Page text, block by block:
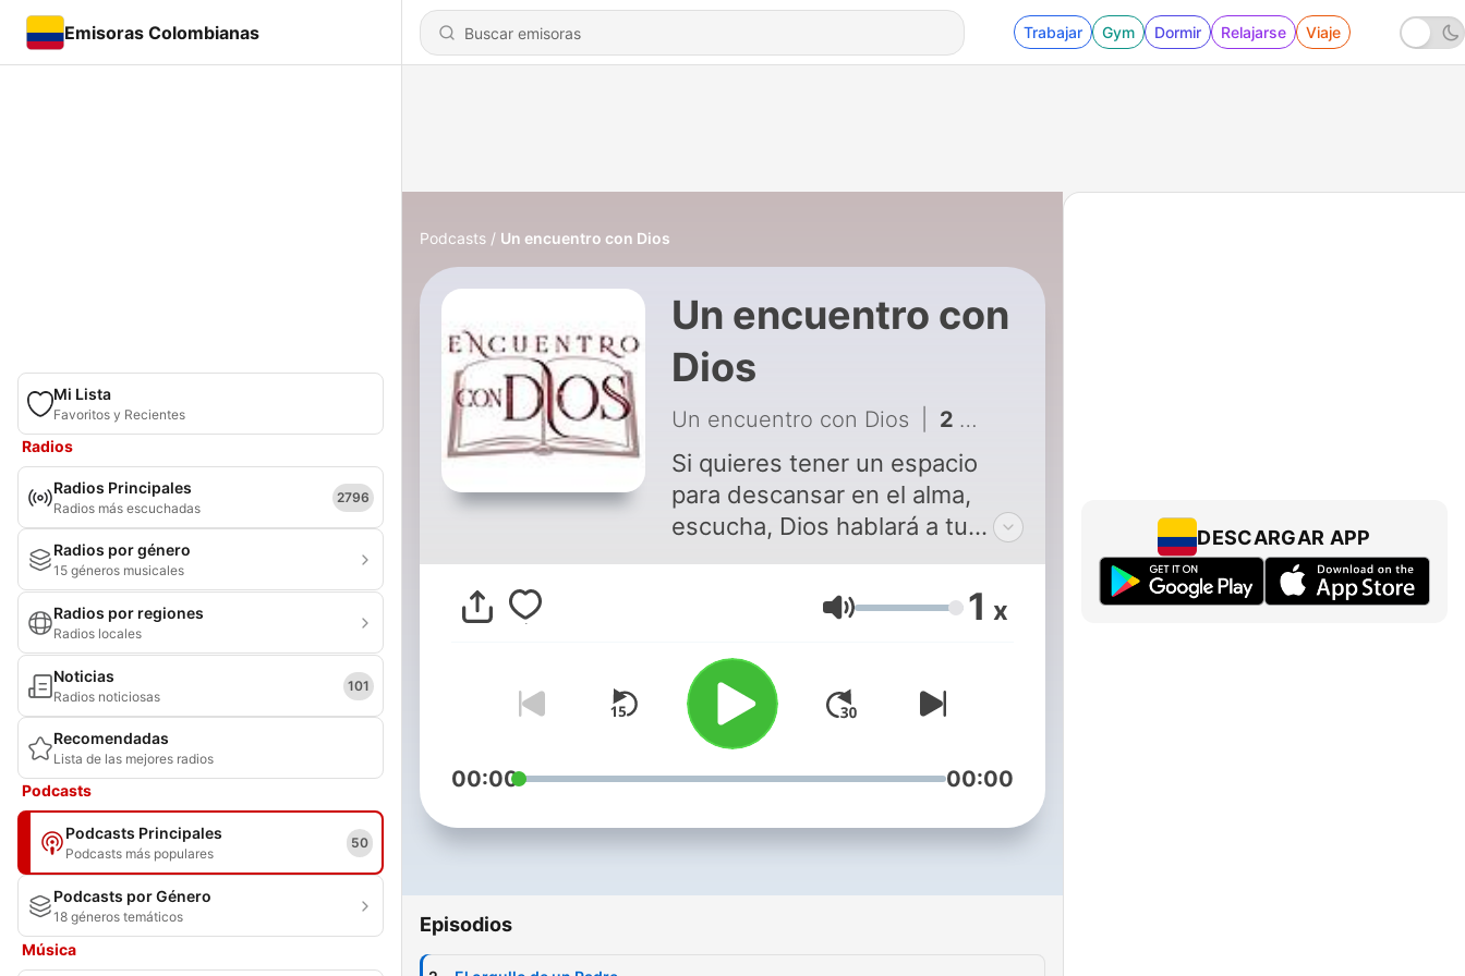
Emisoras Colombianas Trabajar Gym Dormir Relajarse Viaje
Mi Lista
Favoritos y Recientes
Radios
Radios Principales
Radios más escuchadas
2796
Radios por género
15 géneros musicales
Radios por regiones
Radios locales
Noticias
Radios noticiosas
101
Recomendadas
Lista de las mejores radios
Podcasts
Podcasts Principales
Podcasts más populares
50
Podcasts por Género
18 géneros temáticos
Música
Podcasts Un encuentro con Dios
Un encuentro con
Dios
Un encuentro con Dios 2 - El orgullo de un Padre
Si quieres tener un espacio
para descansar en el alma,
escucha, Dios hablará a tu
corazón.
Volumen 1 x
00:00 00:00
Episodios
DESCARGAR APP